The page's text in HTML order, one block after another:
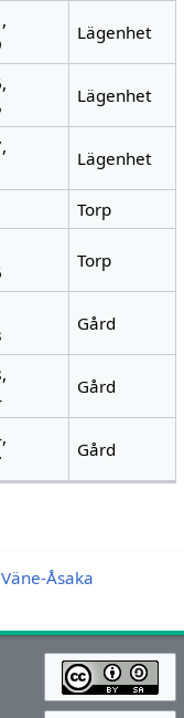
Lägenhet
Lägenhet
Lägenhet
Torp
Torp
Gård
Gård
Gård
Åsaka